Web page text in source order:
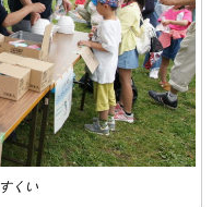
くい